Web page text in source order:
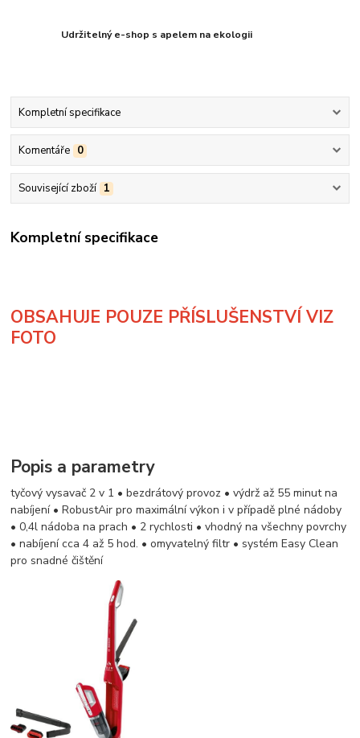
Udržitelný e-shop s apelem na ekologii
Kompletní specifikace
Komentáře 0
Související zboží 1
Kompletní specifikace
OBSAHUJE POUZE PŘÍSLUŠENSTVÍ VIZ
FOTO
Popis a parametry
tyčový vysavač 2 v 1 • bezdrátový provoz • výdrž až 55 minut na
nabíjení • RobustAir pro maximální výkon i v případě plné nádoby
• 0,4l nádoba na prach • 2 rychlosti • vhodný na všechny povrchy
• nabíjení cca 4 až 5 hod. • omyvatelný filtr • systém Easy Clean
pro snadné čištění